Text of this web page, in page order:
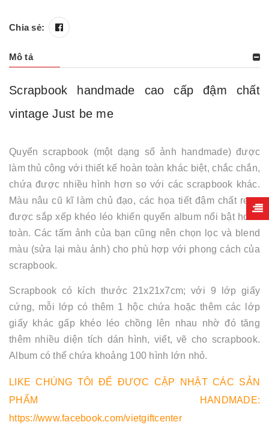
Chia sẻ:
Mô tả
Scrapbook handmade cao cấp đậm chất
vintage Just be me
Quyển scrapbook (một dạng sổ ảnh handmade) được
làm thủ công với thiết kế hoàn toàn khác biệt, chắc chắn,
chứa được nhiều hình hơn so với các scrapbook khác.
Màu nâu cũ kĩ làm chủ đạo, các họa tiết đậm chất retro
được sắp xếp khéo léo khiến quyển album nổi bật hoàn
toàn. Các tấm ảnh của bạn cũng nên chọn lọc và blend
màu (sửa lại màu ảnh) cho phù hợp với phong cách của
scrapbook.
Scrapbook có kích thước 21x21x7cm; với 9 lớp giấy
cứng, mỗi lớp có thêm 1 hộc chứa hoặc thêm các lớp
giấy khác gấp khéo léo chồng lên nhau nhờ đó tăng
thêm nhiều diện tích dán hình, viết, vẽ cho scrapbook.
Album có thể chứa khoảng 100 hình lớn nhỏ.
LIKE CHÚNG TÔI ĐỂ ĐƯỢC CẬP NHẬT CÁC SẢN
PHẨM HANDMADE:
https://www.facebook.com/vietgiftcenter